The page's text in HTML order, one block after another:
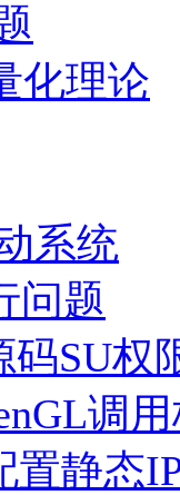
化理论
系统
问题
码SU权
调
置静态